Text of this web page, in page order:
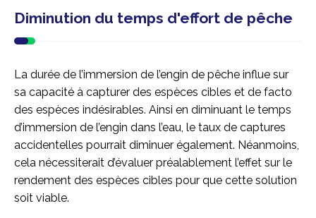
Diminution du temps d'effort de pêche
La durée de l’immersion de l’engin de pêche influe sur
sa capacité à capturer des espèces cibles et de facto
des espèces indésirables. Ainsi en diminuant le temps
d’immersion de l’engin dans l’eau, le taux de captures
accidentelles pourrait diminuer également. Néanmoins,
cela nécessiterait d’évaluer préalablement l’effet sur le
rendement des espèces cibles pour que cette solution
soit viable.